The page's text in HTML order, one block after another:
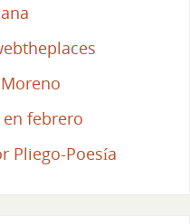
Moreno
febrero
Pliego-Poesía